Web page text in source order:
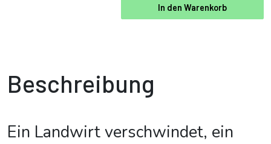
In den Warenkorb
Beschreibung
Ein Landwirt verschwindet, ein